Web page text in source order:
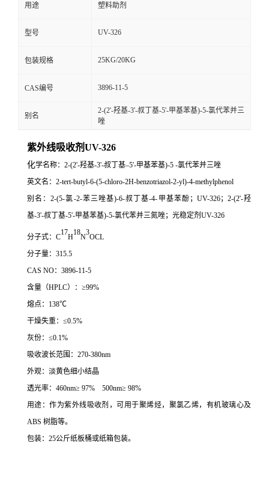
用途 塑料助剂
型号 UV-326
包装规格 25KG/20KG
CAS编号 3896-11-5
别名
2-(2'-羟基-3'-叔丁基-5'-甲基苯基)-5-氯代苯并三
唑
紫外线吸收剂UV-326
化学名称：2-(2'-羟基-3'-叔丁基–5'-甲基苯基)-5 -氯代苯并三唑
英文名 ：2-tert-butyl-6-(5-chloro-2H-benzotriazol-2-yl)-4-methylphenol
别名 ：2-(5-氯-2-苯三唑基)-6-叔丁基-4- 甲基苯酚； UV-326； 2-(2'-羟
基-3'-叔丁基-5'-甲基苯基)-5-氯代苯并三氮唑；光稳定剂 UV-326
分子式：C
17
H
18
N
3
OCL
分子量：315.5
CAS NO： 3896-11-5
含量 （HPLC）： ≥99%
熔点 ：138℃
干燥失重：≤0.5%
灰份：≤0.1%
吸收波长范围 ：270-380nm
外观： 淡黄色细小结晶
透光率：460nm≥ 97% 500nm≥ 98%
用途 ：作为紫外线吸收剂，可用于聚烯烃，聚氯乙烯，有机玻璃心及
ABS 树脂等。
包装：25公斤纸板桶或纸箱包装。